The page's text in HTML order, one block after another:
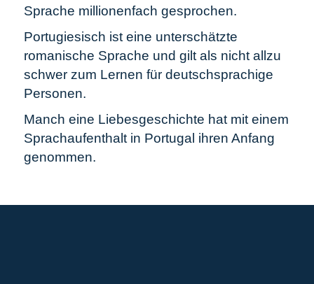
Sprache millionenfach gesprochen.
Portugiesisch ist eine unterschätzte
romanische Sprache und gilt als nicht allzu
schwer zum Lernen für deutschsprachige
Personen.
Manch eine Liebesgeschichte hat mit einem
Sprachaufenthalt in Portugal ihren Anfang
genommen.